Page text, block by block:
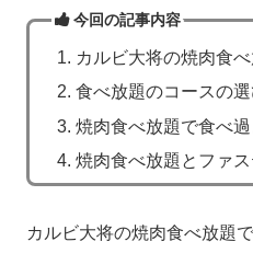
今回の記事内容
カルビ大将の焼肉食
食べ放題のコースの
焼肉食べ放題で食べ
焼肉食べ放題とファ
カルビ大将の焼肉食べ放題